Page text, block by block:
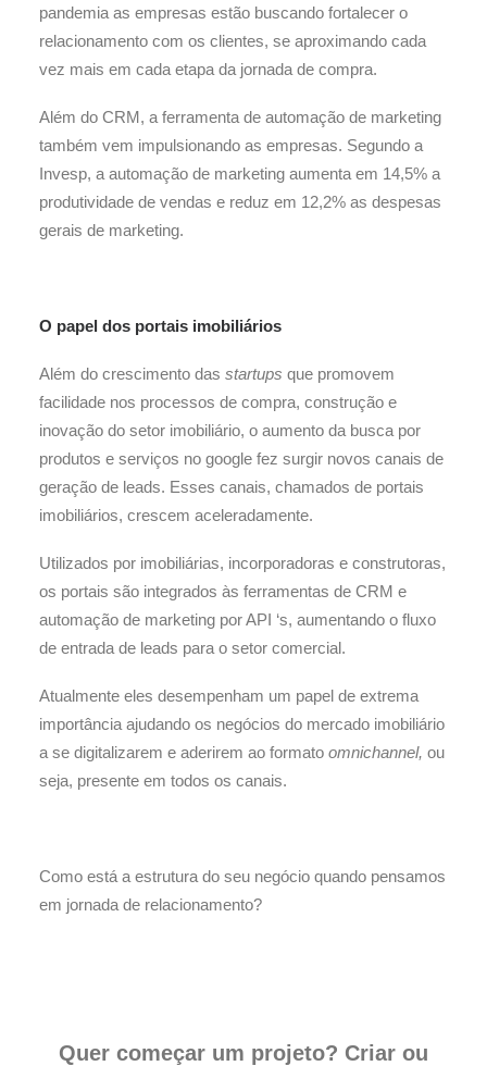
pandemia as empresas estão buscando fortalecer o
relacionamento com os clientes, se aproximando cada
vez mais em cada etapa da jornada de compra.
Além do CRM, a ferramenta de automação de marketing
também vem impulsionando as empresas. Segundo a
Invesp, a automação de marketing aumenta em 14,5% a
produtividade de vendas e reduz em 12,2% as despesas
gerais de marketing.
O papel dos portais imobiliários
Além do crescimento das startups que promovem
facilidade nos processos de compra, construção e
inovação do setor imobiliário, o aumento da busca por
produtos e serviços no google fez surgir novos canais de
geração de leads. Esses canais, chamados de portais
imobiliários, crescem aceleradamente.
Utilizados por imobiliárias, incorporadoras e construtoras,
os portais são integrados às ferramentas de CRM e
automação de marketing por API ‘s, aumentando o fluxo
de entrada de leads para o setor comercial.
Atualmente eles desempenham um papel de extrema
importância ajudando os negócios do mercado imobiliário
a se digitalizarem e aderirem ao formato omnichannel, ou
seja, presente em todos os canais.
Como está a estrutura do seu negócio quando pensamos
em jornada de relacionamento?
Quer começar um projeto? Criar ou